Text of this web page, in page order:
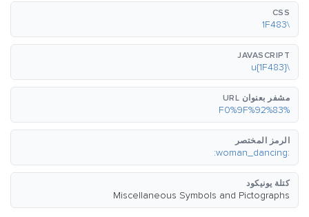
CSS
\1F483
JAVASCRIPT
\u{1F483}
مشفر بعنوان URL
%F0%9F%92%83
الرمز المختصر
:woman_dancing:
كتلة يونيكود
Miscellaneous Symbols and Pictographs